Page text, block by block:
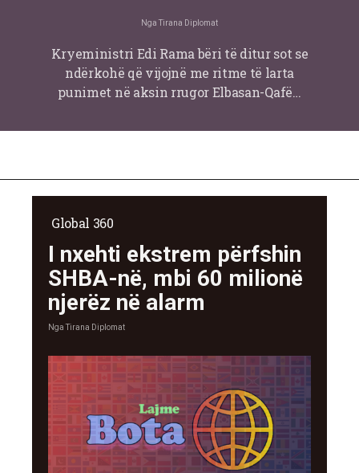
Nga Tirana Diplomat
Kryeministri Edi Rama bëri të ditur sot se
ndërkohë që vijojnë me ritme të larta
punimet në aksin rrugor Elbasan-Qafë…
Global 360
I nxehti ekstrem përfshin
SHBA-në, mbi 60 milionë
njerëz në alarm
Nga Tirana Diplomat